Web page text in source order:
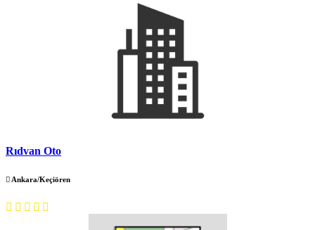
Rıdvan Oto
Ankara/Keçiören